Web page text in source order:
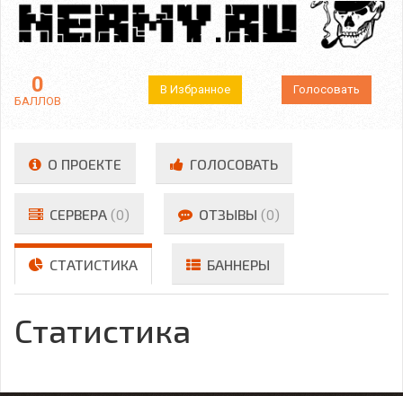
0
БАЛЛОВ
В Избранное Голосовать
О ПРОЕКТЕ ГОЛОСОВАТЬ
СЕРВЕРА (0) ОТЗЫВЫ (0)
СТАТИСТИКА БАННЕРЫ
Статистика